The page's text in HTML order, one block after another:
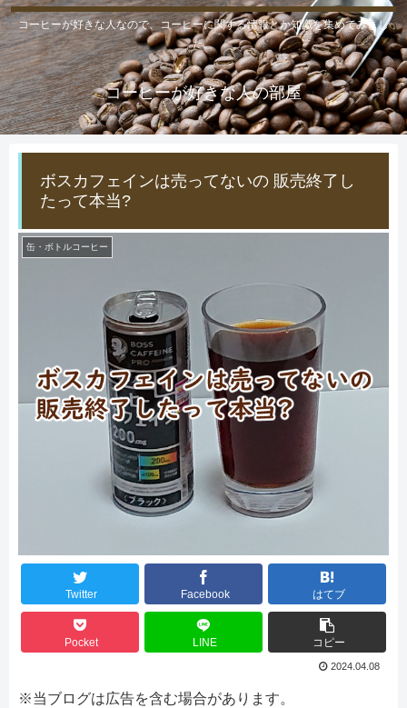
コーヒーが好きな人なので、コーヒーに関する情報とか知識を集めてみまし
た。
コーヒーが好きな人の部屋
ボスカフェインは売ってないの 販売終了し
たって本当?
缶・ボトルコーヒー
Twitter Facebook はてブ
Pocket LINE コピー
2024.04.08
※当ブログは広告を含む場合があります。